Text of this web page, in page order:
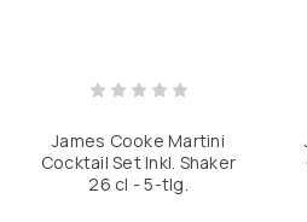
James Cooke Martini
Cocktail Set Inkl. Shaker
26 cl - 5-tlg.